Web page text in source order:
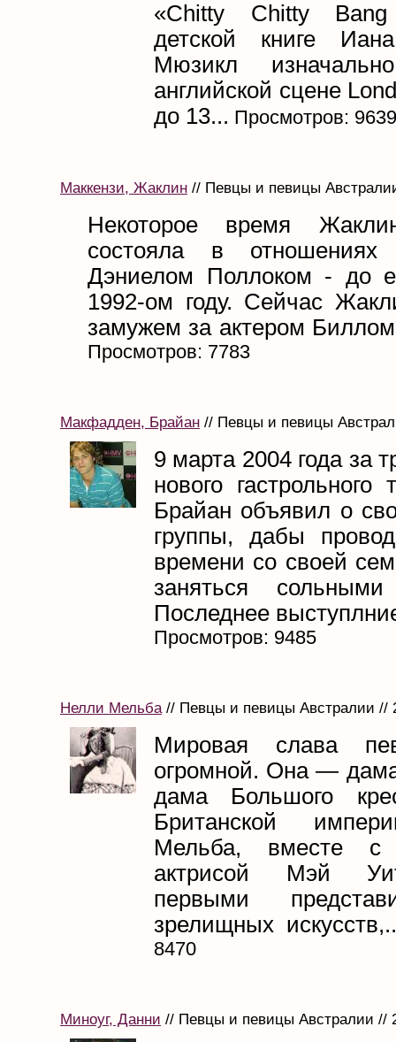
«Chitty Chitty
детской книге
Мюзикл
английской сцене
до 13... Просмотров: 9639
Маккензи, Жаклин // Певцы и певицы
Некоторое время
состояла в
Дэниелом Поллоком - до
1992-ом году. Сейчас
замужем за актером
Просмотров: 7783
Макфадден, Брайан // Певцы и певицы
9 марта 2004 года за
нового гастрольного
Брайан объявил о
группы, дабы
времени со своей
заняться сольными
Последнее
Просмотров: 9485
Нелли Мельба// Певцы и певицы Австралии //
Мировая слава
огромной. Она —
дама Большого
Британской
Мельба, вместе с
актрисой Мэй
первыми
зрелищных
8470
Миноуг, Данни // Певцы и певицы Австралии //